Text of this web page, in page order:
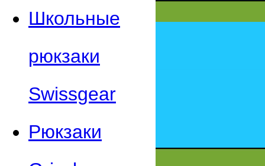
Школьные
рюкзаки
Swissgear
Рюкзаки